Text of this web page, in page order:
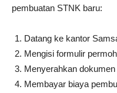
pembuatan STNK baru:
Datang ke kantor
Mengisi formulir
Menyerahkan
Membayar biaya